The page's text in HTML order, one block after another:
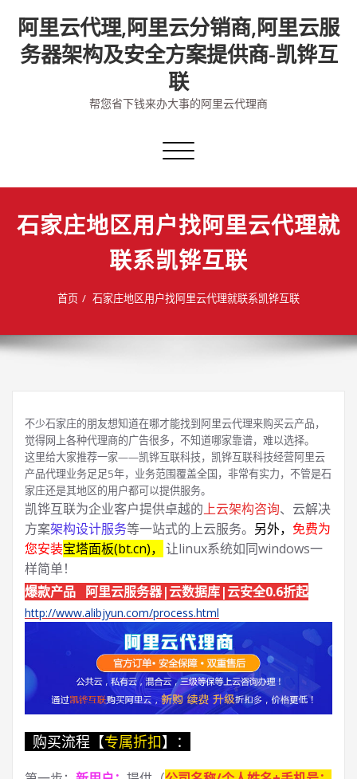
content
阿里云代理,阿里云分销商,阿里云服
务器架构及安全方案提供商-凯铧互
联
帮您省下钱来办大事的阿里云代理商
切
导
石家庄地区用户找阿里云代理就
联系凯铧互联
首页 石家庄地区用户找阿里云代理就联系凯铧互联
不少石家庄的朋友想知道在哪才能找到阿里云代理来购买云产品，
觉得网上各种代理商的广告很多，不知道哪家靠谱，难以选择。
这里给大家推荐一家——凯铧互联科技，凯铧互联科技经营阿里云
产品代理业务足足5年，业务范围覆盖全国，非常有实力，不管是石
家庄还是其地区的用户都可以提供服务。
凯铧互联为企业客户提供卓越的上云架构咨询、云解决
方案架构设计服务等一站式的上云服务。 另外， 免费为
您安装宝塔面板(bt.cn)， 让linux系统如同windows一
样简单！
爆款产品 阿里云服务器|云数据库|云安全0.6折起
http://www.alibjyun.com/process.html
购买流程【专属折扣】：